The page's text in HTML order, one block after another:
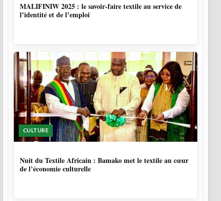
MALIFINIW 2025 : le savoir-faire textile au service de
l’identité et de l’emploi
CULTURE
Nuit du Textile Africain : Bamako met le textile au cœur
de l’économie culturelle